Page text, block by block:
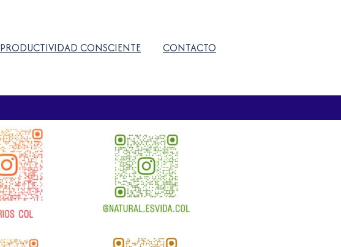
PRODUCTIVIDAD CONSCIENTE CONTACTO